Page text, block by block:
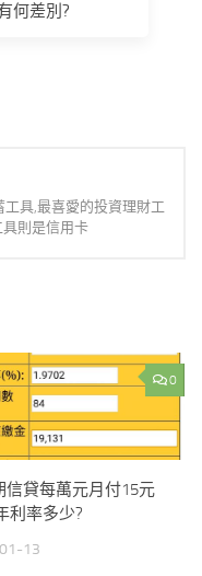
何差別?
具,最喜愛的投資理財工
具則是信用卡
0
信貸每萬元月付15元
利率多少?
13